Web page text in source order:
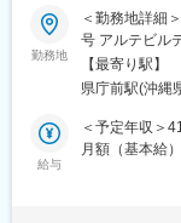
【会社紹介】
弊社は1992年(
査/計画/設計/
30年以上にわ
予定です。沖
社会に欠かせ
人の成長を後
■業務内容
・分譲マンシ
画、工事監理
社の定める業
■業務詳細
勤務地
＜勤務地詳細
号 アルテビル
ル線／県庁前
【最寄り駅】
県庁前駅(沖縄
給与
＜予定年収＞
月額（基本給